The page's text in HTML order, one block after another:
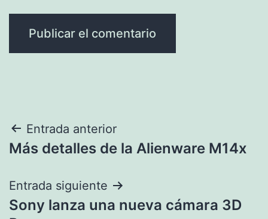
Navegación
de
entradas
Entrada anterior
Más detalles de la Alienware M14x
Entrada siguiente
Sony lanza una nueva cámara 3D